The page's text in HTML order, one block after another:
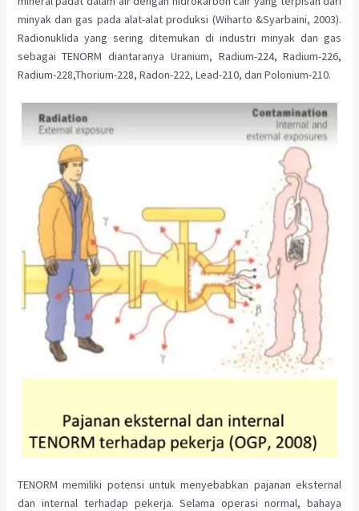
minyak dan gas pada alat-alat produksi (Wiharto &Syarbaini, 2003).
Radionuklida yang sering ditemukan di industri minyak dan gas
sebagai TENORM diantaranya Uranium, Radium-224, Radium-226,
Radium-228,Thorium-228, Radon-222, Lead-210, dan Polonium-210.
TENORM memiliki potensi untuk menyebabkan pajanan eksternal
dan internal terhadap pekerja. Selama operasi normal, bahaya